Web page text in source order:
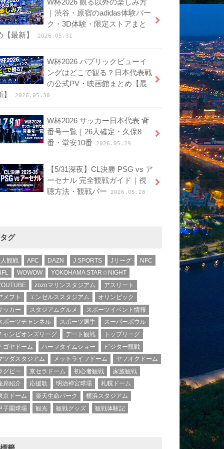
W杯2026 観る以外の楽しみ方
｜渋谷・原宿のadidas体験パー
ク・3D体験・限定ストアまと
【最新】
2026.05.31
W杯2026 パブリックビューイ
ングはどこで観る？日本代表戦
の公式PV・映画館まとめ【最
】
2026.05.30
W杯2026 サッカー日本代表 背
番号一覧｜26人確定・久保8
番・堂安10番
2026.05.29
【5/31深夜】CL決勝 PSG vs ア
ーセナル 完全観戦ガイド｜視
聴方法・観戦バー
2026.05.28
タグ
観戦 AFC DAZN J SPORTS Jリーグ
NFC
WOWOW
YOKOHAMA STAR☆NIGHT
zozoマリンスタジアム
アスリート
メフト
エンゼルススタジアム
オリンピック
ッカー
スタジアムグルメ
スポーツイベント情報
ポーツチャンネル
スポーツ選手
スーパーボウル
ャンピオンズリーグ
デート観戦
トップリーグ
ゴヤドーム
ハーフタイムショー
ビジター観戦
ツダスタジアム
メットライフドーム
ヤフオクドーム
グビー
京セラドーム 初心者観戦
家族観戦
席紹介
応援歌 明治神宮球場
札幌ドーム
京ドーム
楽天生命パーク
横浜スタジアム
子園球場
観光 観戦グッズ 観戦体験記